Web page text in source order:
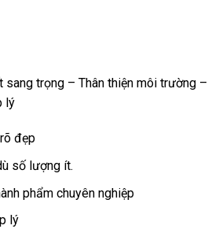
trọng – Thân thiện môi trường –
lý
đẹp
số lượng ít.
phẩm chuyên nghiệp
lý